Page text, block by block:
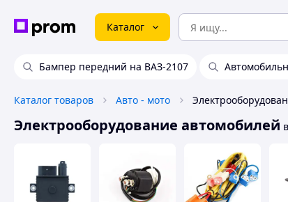
Каталог
Бампер передний на ВАЗ-2107
Каталог товаров Авто - мото
Электрооборудование автомобилей